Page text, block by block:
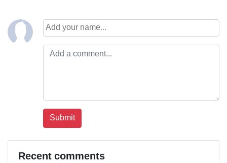
Recent comments